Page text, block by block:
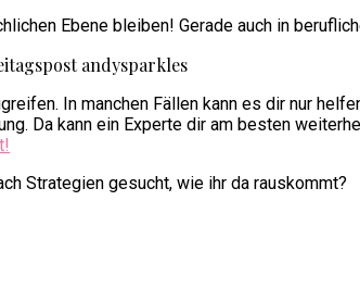
Ebene bleiben! Gerade auch in
In manchen Fällen kann es dir nur
Da kann ein Experte dir am besten
Strategien gesucht, wie ihr da rauskommt?